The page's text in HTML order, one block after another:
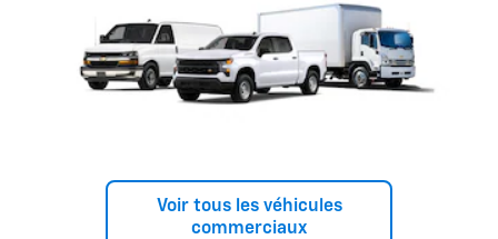
Voir tous les véhicules
commerciaux